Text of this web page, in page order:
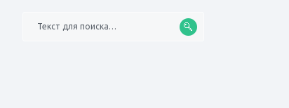
Текст для поиска…